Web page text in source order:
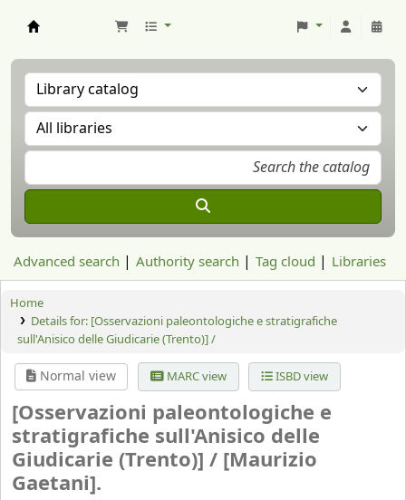
Advanced search Authority search Tag cloud Libraries
Home
Details for: [Osservazioni paleontologiche e stratigrafiche
sull'Anisico delle Giudicarie (Trento)] /
Normal view MARC view ISBD view
[Osservazioni paleontologiche e
stratigrafiche sull'Anisico delle
Giudicarie (Trento)] / [Maurizio
Gaetani].